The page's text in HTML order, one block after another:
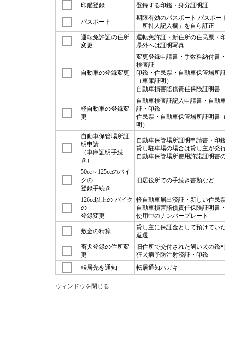
印鑑登録 登録する印鑑・身分証明証
パスポート
期限有効のパスポート パスポー
「所持人記入欄」を自ら訂正
運転免許証の住所
変更
運転免許証・新住所の住民票・
県外へは証明写真
自動車の登録変更
変更登録申請書・手数料納付書
検査証
印鑑・住民票・自動車保管場所
（車庫証明）
自動車損害賠償責任保険証明書
軽自動車の登録変
更
自動車検査証記入申請書・自動
証・印鑑
住民票・自動車保管場所証明書
明）
自動車保管場所証
明申請
（車庫証明手続
き）
自動車保管場所証明申請書・印
貸し駐車場の場合は貸し主が発
自動車保管場所使用許諾証明書
50cc～125ccのバイ
クの
登録手続き
旧居役所での手続き書類など
126cc以上の バイク
の
登録変更
軽自動車届出済証・新しい住民
自動車損害賠償責任保険証明書
使用中のナンバープレート
敷金の精算
貸し主に保証金として預けてい
返還
畜犬登録の住所変
更
旧住所で交付された飼い犬の鑑
狂犬病予防注射済証・印鑑
転居先を通知
転居通知ハガキ
ウィンドウを閉じる